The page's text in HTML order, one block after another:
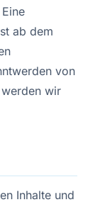
ab dem
von
wir
Inhalte und